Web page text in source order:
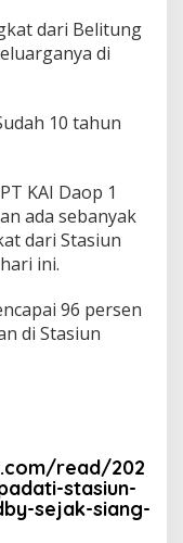
dari Belitung
di
10 tahun
KAI Daop 1
ada sebanyak
dari Stasiun
ini.
96 persen
di Stasiun
read/202
stasiun-
sejak-siang-